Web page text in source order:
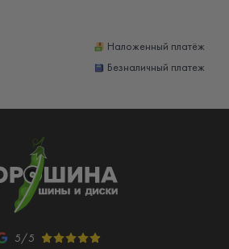
Наложенный платёж
Безналичный платеж
5/5